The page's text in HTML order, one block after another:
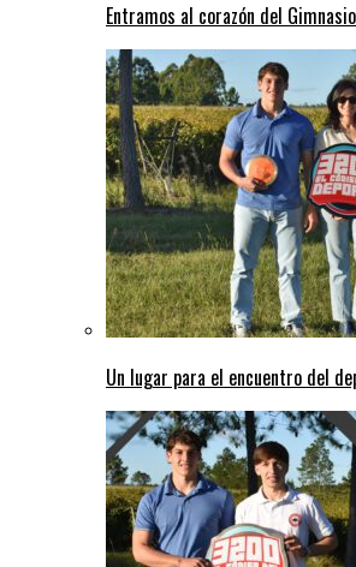
Entramos al corazón del
Un lugar para el encuentro del